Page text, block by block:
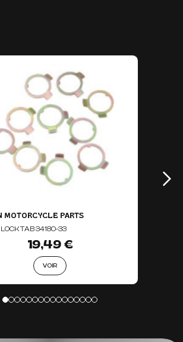
MOTORCYCLE PARTS
TAB 34180-33
19,49 €
VOIR